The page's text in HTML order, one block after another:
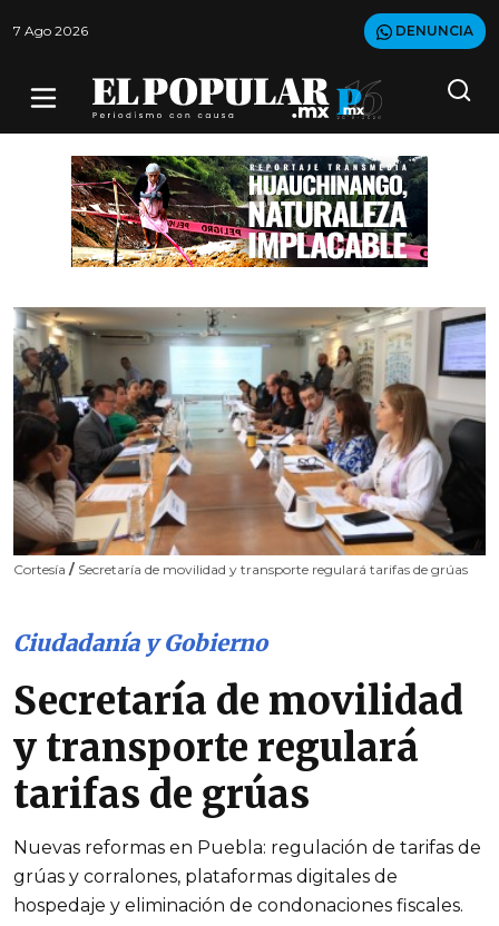
7 Ago 2026 DENUNCIA
Cortesía / Secretaría de movilidad y transporte regulará tarifas de grúas
Ciudadanía y Gobierno
Secretaría de movilidad
y transporte regulará
tarifas de grúas
Nuevas reformas en Puebla: regulación de tarifas de
grúas y corralones, plataformas digitales de
hospedaje y eliminación de condonaciones fiscales.